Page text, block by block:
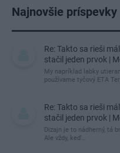
Najnovšie príspevky
Re: Takto sa rieši
stačil jeden prvok |
My napríklad labky
používame tyčový ETA
Re: Takto sa rieši
stačil jeden prvok |
Dizajn je to nádherný, tá
Ale vždy, keď…